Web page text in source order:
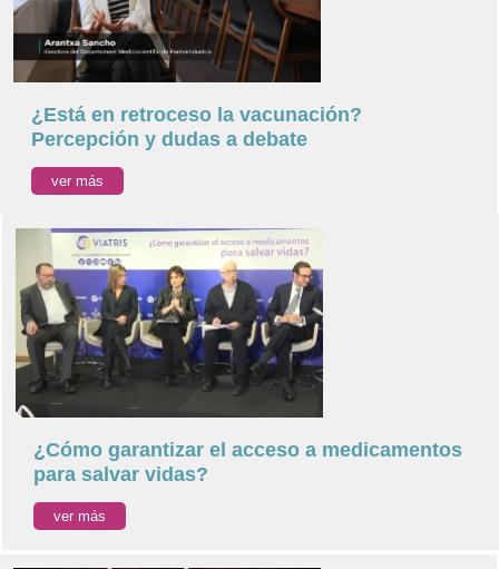
¿Está en retroceso la vacunación?
Percepción y dudas a debate
ver más
¿Cómo garantizar el acceso a medicamentos
para salvar vidas?
ver más